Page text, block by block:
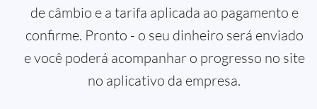
de câmbio e a tarifa aplicada ao pagamento e
confirme. Pronto - o seu dinheiro será enviado
e você poderá acompanhar o progresso no site
no aplicativo da empresa.